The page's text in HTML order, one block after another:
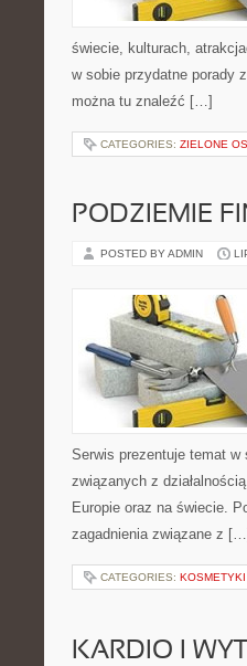
świecie, kulturach,
w sobie przydatne porady
można tu znaleźć […]
CATEGORIES: ZIELONE
PODZIEMIE
POSTED BY ADMIN
Serwis prezentuje temat
związanych z
Europie oraz na świecie.
zagadnienia związane z
CATEGORIES: KOSMETYKI
KARDIO I